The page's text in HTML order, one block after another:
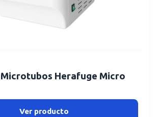
Herafuge Micro
Ver producto